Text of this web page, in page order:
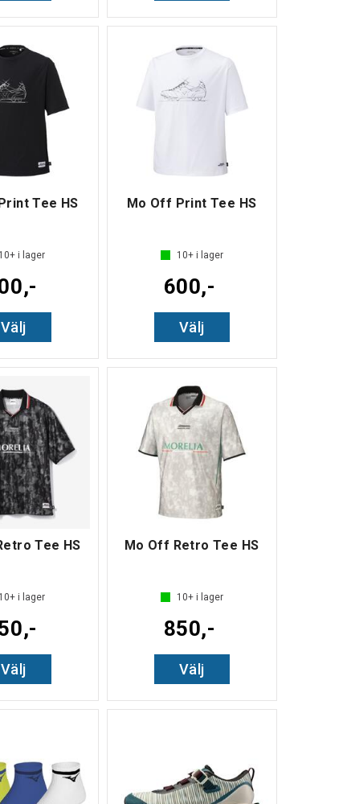
Tee HS
10+i lager
Välj
Mo Off Print Tee HS
10+i lager
600,-
Välj
Tee HS
10+i lager
Välj
Mo Off Retro Tee HS
10+i lager
850,-
Välj